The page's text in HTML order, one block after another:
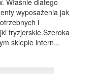
Właśnie dlatego
wyposażenia jak
i
fryzjerskie.Szeroka
sklepie intern...